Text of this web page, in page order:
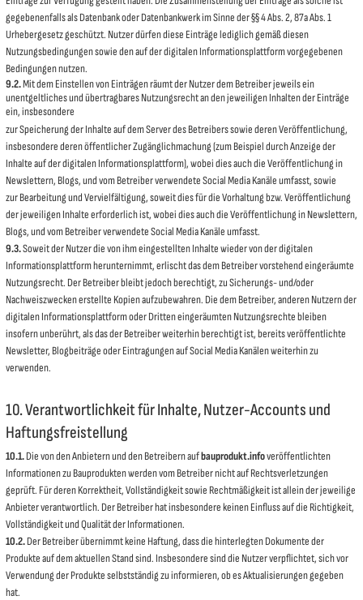
gegebenenfalls als Datenbank oder Datenbankwerk im Sinne der §§ 4 Abs. 2, 87a Abs. 1
Urhebergesetz geschützt. Nutzer dürfen diese Einträge lediglich gemäß diesen
Nutzungsbedingungen sowie den auf der digitalen Informationsplattform vorgegebenen
Bedingungen nutzen.
9.2.Mit dem Einstellen von Einträgen räumt der Nutzer dem Betreiber jeweils ein
unentgeltliches und übertragbares Nutzungsrecht an den jeweiligen Inhalten der Einträge
ein, insbesondere
zur Speicherung der Inhalte auf dem Server des Betreibers sowie deren Veröffentlichung,
insbesondere deren öffentlicher Zugänglichmachung (zum Beispiel durch Anzeige der
Inhalte auf der digitalen Informationsplattform), wobei dies auch die Veröffentlichung in
Newslettern, Blogs, und vom Betreiber verwendete Social Media Kanäle umfasst, sowie
zur Bearbeitung und Vervielfältigung, soweit dies für die Vorhaltung bzw. Veröffentlichung
der jeweiligen Inhalte erforderlich ist, wobei dies auch die Veröffentlichung in Newslettern,
Blogs, und vom Betreiber verwendete Social Media Kanäle umfasst.
9.3.Soweit der Nutzer die von ihm eingestellten Inhalte wieder von der digitalen
Informationsplattform herunternimmt, erlischt das dem Betreiber vorstehend eingeräumte
Nutzungsrecht. Der Betreiber bleibt jedoch berechtigt, zu Sicherungs- und/oder
Nachweiszwecken erstellte Kopien aufzubewahren. Die dem Betreiber, anderen Nutzern der
digitalen Informationsplattform oder Dritten eingeräumten Nutzungsrechte bleiben
insofern unberührt, als das der Betreiber weiterhin berechtigt ist, bereits veröffentlichte
Newsletter, Blogbeiträge oder Eintragungen auf Social Media Kanälen weiterhin zu
verwenden.
10. Verantwortlichkeit für Inhalte, Nutzer-Accounts und
Haftungsfreistellung
10.1.Die von den Anbietern und den Betreibern aufbauprodukt.infoveröffentlichten
Informationen zu Bauprodukten werden vom Betreiber nicht auf Rechtsverletzungen
geprüft. Für deren Korrektheit, Vollständigkeit sowie Rechtmäßigkeit ist allein der jeweilige
Anbieter verantwortlich. Der Betreiber hat insbesondere keinen Einfluss auf die Richtigkeit,
Vollständigkeit und Qualität der Informationen.
10.2.Der Betreiber übernimmt keine Haftung, dass die hinterlegten Dokumente der
Produkte auf dem aktuellen Stand sind. Insbesondere sind die Nutzer verpflichtet, sich vor
Verwendung der Produkte selbstständig zu informieren, ob es Aktualisierungen gegeben
hat.